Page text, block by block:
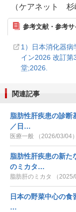
（ケアネット 杉
参考文献・参考
1）日本消化器病
イン2026 改訂第
堂;2026.
関連記事
脂肪性肝疾患の診断
／日…
医療一般 （2026/03/04）
脂肪性肝疾患の新た
のミカタ…
脂肪肝のミカタ （2025/
日本の野菜中心の
…